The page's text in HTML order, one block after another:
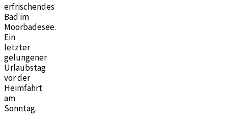
erfrischendes
Bad im
Moorbadesee.
Ein
letzter
gelungener
Urlaubstag
vor der
Heimfahrt
am
Sonntag.